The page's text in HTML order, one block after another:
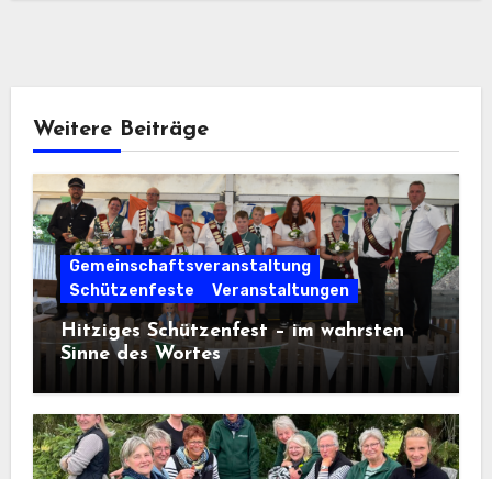
Weitere Beiträge
Gemeinschaftsveranstaltung
Schützenfeste
Veranstaltungen
Hitziges Schützenfest – im wahrsten
Sinne des Wortes